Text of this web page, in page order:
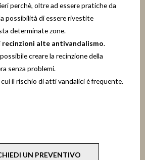
perchè, oltre ad essere pratiche da
possibilità di essere rivestite
determinate zone.
recinzioni alte antivandalismo.
creare la recinzione della
senza problemi.
il rischio di atti vandalici è frequente.
UN PREVENTIVO